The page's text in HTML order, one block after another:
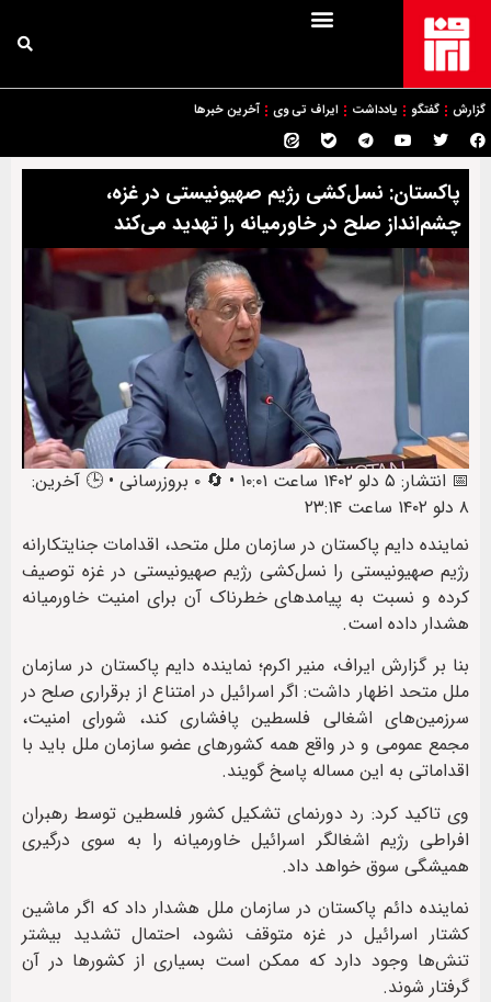
گزارش گفتگو یادداشت ایراف تی وی آخرین خبرها
پاکستان: نسل‌کشی رژیم صهیونیستی در غزه،
چشم‌انداز صلح در خاورمیانه را تهدید می‌کند
📅 انتشار: ۵ دلو ۱۴۰۲ ساعت ۱۰:۰۱ • 🔄 ۰ بروزرسانی • 🕒 آخرین:
۸ دلو ۱۴۰۲ ساعت ۲۳:۱۴
نماینده دایم پاکستان در سازمان ملل متحد، اقدامات جنایتکارانه
رژیم صهیونیستی را نسل‌کشی رژیم صهیونیستی در غزه توصیف
کرده و نسبت به پیامدهای خطرناک آن برای امنیت خاورمیانه
هشدار داده است.
بنا بر گزارش ایراف، منیر اکرم؛ نماینده دایم پاکستان در سازمان
ملل متحد اظهار داشت: اگر اسرائیل در امتناع از برقراری صلح در
سرزمین‌های اشغالی فلسطین پافشاری کند، شورای امنیت،
مجمع عمومی و در واقع همه کشورهای عضو سازمان ملل باید با
اقداماتی به این مساله پاسخ گویند.
وی تاکید کرد: رد دورنمای تشکیل کشور فلسطین توسط رهبران
افراطی رژیم اشغالگر اسرائیل خاورمیانه را به سوی درگیری
همیشگی سوق خواهد داد.
نماینده دائم پاکستان در سازمان ملل هشدار داد که اگر ماشین
کشتار اسرائیل در غزه متوقف نشود، احتمال تشدید بیشتر
تنش‌ها وجود دارد که ممکن است بسیاری از کشورها در آن
گرفتار شوند.